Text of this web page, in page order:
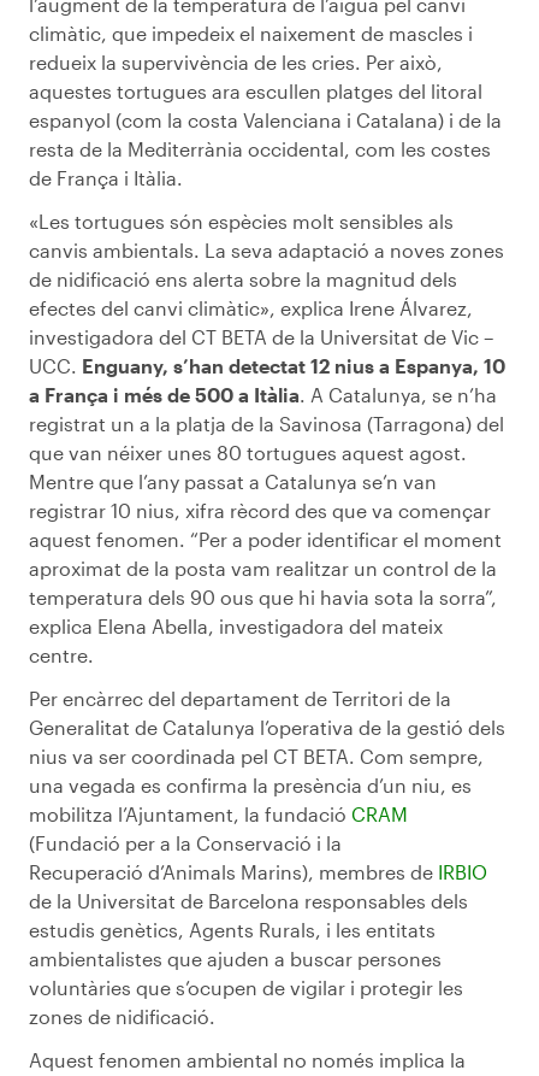
l’augment de la temperatura de l’aigua pel canvi
climàtic, que impedeix el naixement de mascles i
redueix la supervivència de les cries. Per això,
aquestes tortugues ara escullen platges del litoral
espanyol (com la costa Valenciana i Catalana) i de la
resta de la Mediterrània occidental, com les costes
de França i Itàlia.
«Les tortugues són espècies molt sensibles als
canvis ambientals. La seva adaptació a noves zones
de nidificació ens alerta sobre la magnitud dels
efectes del canvi climàtic», explica Irene Álvarez,
investigadora del CT BETA de la Universitat de Vic –
UCC. Enguany, s’han detectat 12 nius a Espanya, 10
a França i més de 500 a Itàlia. A Catalunya, se n’ha
registrat un a la platja de la Savinosa (Tarragona) del
que van néixer unes 80 tortugues aquest agost.
Mentre que l’any passat a Catalunya se’n van
registrar 10 nius, xifra rècord des que va començar
aquest fenomen. “Per a poder identificar el moment
aproximat de la posta vam realitzar un control de la
temperatura dels 90 ous que hi havia sota la sorra”,
explica Elena Abella, investigadora del mateix
centre.
Per encàrrec del departament de Territori de la
Generalitat de Catalunya l’operativa de la gestió dels
nius va ser coordinada pel CT BETA. Com sempre,
una vegada es confirma la presència d’un niu, es
mobilitza l’Ajuntament, la fundació CRAM
(Fundació per a la Conservació i la
Recuperació d’Animals Marins), membres de IRBIO
de la Universitat de Barcelona responsables dels
estudis genètics, Agents Rurals, i les entitats
ambientalistes que ajuden a buscar persones
voluntàries que s’ocupen de vigilar i protegir les
zones de nidificació.
Aquest fenomen ambiental no només implica la